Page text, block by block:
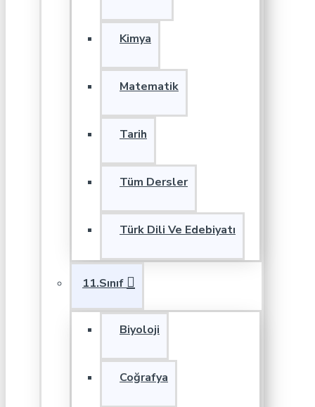
Kimya
Matematik
Tarih
Tüm Dersler
Türk Dili Ve Edebiyatı
11.Sınıf
Biyoloji
Coğrafya